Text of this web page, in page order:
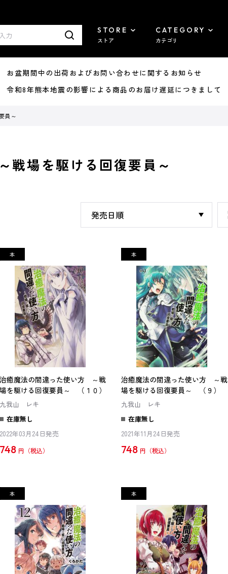
STORE
ストア
CATEGORY
カテゴリ
盆期間中の出荷およびお問い合わせに関するお知らせ
和8年熊本地震の影響による商品のお届け遅延につきまして
員～
場を駆ける回復要員～
治癒魔法の間違った使い方 ～戦
場を駆ける回復要員～ （１０）
九我山 レキ
在庫無し
2022年03月24日発売
748 円
治癒魔法の間違った使い方 ～戦
場を駆ける回復要員～ （９）
九我山 レキ
在庫無し
2021年11月24日発売
748 円